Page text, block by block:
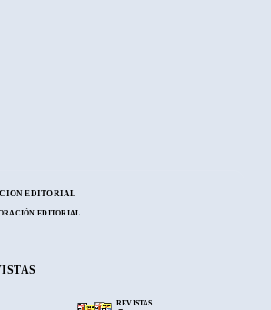
EDITORIAL
EDITORIAL
REVISTAS